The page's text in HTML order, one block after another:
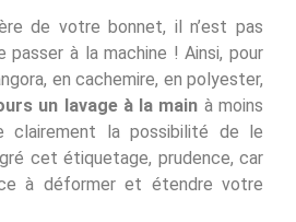
de votre bonnet, il n’est pas
à la machine ! Ainsi, pour
en cachemire, en polyester,
un lavage à la main à moins
clairement la possibilité de le
cet étiquetage, prudence, car
à déformer et étendre votre